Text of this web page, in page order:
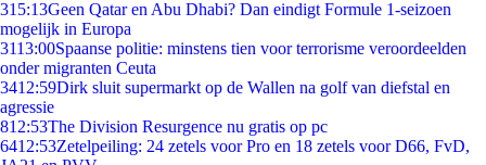
315:13Geen Qatar en Abu Dhabi? Dan eindigt Formule 1-seizoen
mogelijk in Europa
3113:00Spaanse politie: minstens tien voor terrorisme veroordeelden
onder migranten Ceuta
3412:59Dirk sluit supermarkt op de Wallen na golf van diefstal en
agressie
812:53The Division Resurgence nu gratis op pc
6412:53Zetelpeiling: 24 zetels voor Pro en 18 zetels voor D66, FvD,